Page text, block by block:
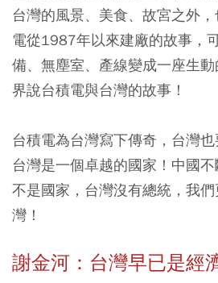
台灣的風景、美食、故宮之外
電從1987年以來建廠的故事，
備、無塵室、產線變成一座生
界說台積電與台灣的故事！
台積電為台灣寫下傳奇，台灣也
台灣是一個卓越的國家！中國
不是國家，台灣沒有總統，我
灣！
謝金河：台灣早已是經